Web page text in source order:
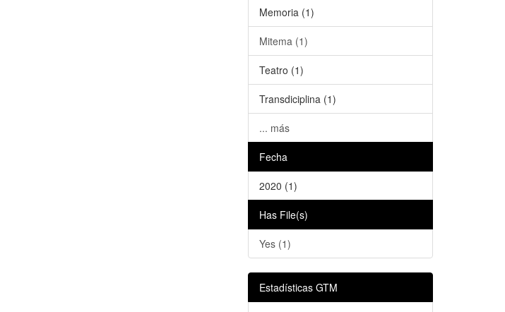
Memoria (1)
Mitema (1)
Teatro (1)
Transdiciplina (1)
... más
Fecha
2020 (1)
Has File(s)
Yes (1)
Estadísticas GTM